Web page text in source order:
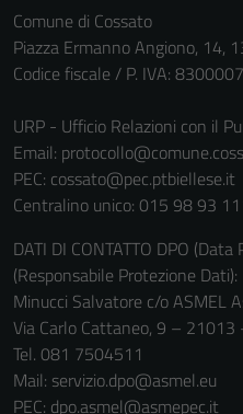
Comune di Cossato
Piazza Ermanno Angiono, 14,
Codice fiscale / P. IVA:
URP - Ufficio Relazioni con il
Email:
PEC: cossato@pec.ptbiellese.it
Centralino unico: 015 98 93
DATI DI CONTATTO DPO
(Responsabile Protezione Dati):
Minucci Salvatore c/o ASMEL
Via Carlo Cattaneo, 9 – 21013
Tel. 081 7504511
Mail: servizio.dpo@asmel.eu
PEC: dpo.asmel@asmepec.it